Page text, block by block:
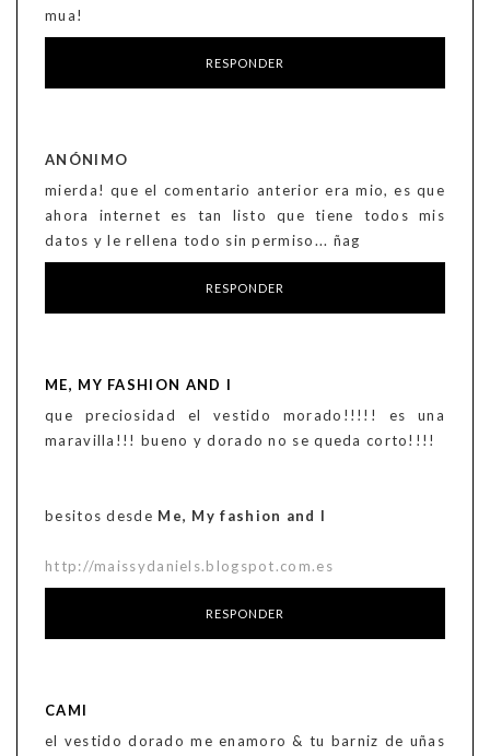
mua!
RESPONDER
ANÓNIMO
mierda! que el comentario anterior era mio, es que
ahora internet es tan listo que tiene todos mis
datos y le rellena todo sin permiso... ñag
RESPONDER
ME, MY FASHION AND I
que preciosidad el vestido morado!!!!! es una
maravilla!!! bueno y dorado no se queda corto!!!!
besitos desde Me, My fashion and I
http://maissydaniels.blogspot.com.es
RESPONDER
CAMI
el vestido dorado me enamoro & tu barniz de uñas